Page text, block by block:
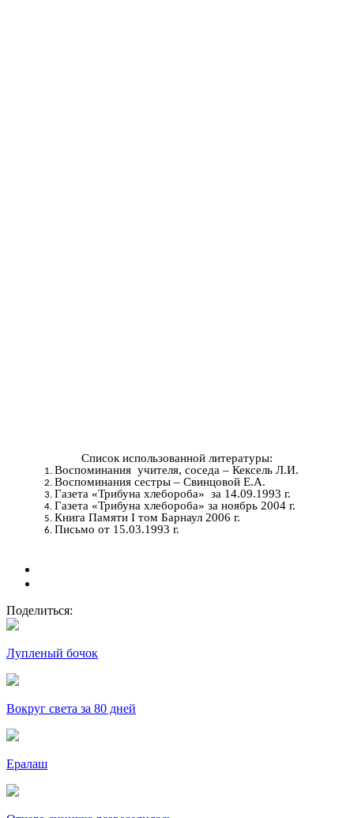
Список использованной литературы:
Воспоминания учителя, соседа – Кексель Л.И.
Воспоминания сестры – Свинцовой Е.А.
Газета «Трибуна хлебороба» за 14.09.1993 г.
Газета «Трибуна хлебороба» за ноябрь 2004 г.
Книга Памяти I том Барнаул 2006 г.
Письмо от 15.03.1993 г.
Поделиться:
Лупленый бочок
Вокруг света за 80 дней
Ералаш